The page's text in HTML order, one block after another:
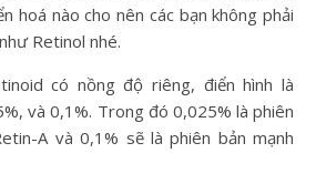
hoá nào cho nên các bạn không phải
Retinol nhé.
có nồng độ riêng, điển hình là
và 0,1%. Trong đó 0,025% là phiên
A và 0,1% sẽ là phiên bản mạnh